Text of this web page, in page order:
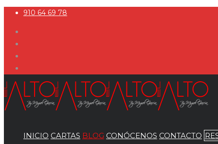
910 64 69 78
INICIO CARTAS BLOG CONÓCENOS CONTACTO